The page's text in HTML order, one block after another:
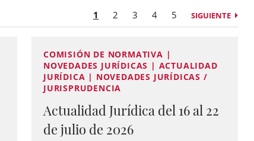
1 2 3 4 5 SIGUIENTE
COMISIÓN DE NORMATIVA |
NOVEDADES JURÍDICAS | ACTUALIDAD
JURÍDICA | NOVEDADES JURÍDICAS /
JURISPRUDENCIA
Actualidad Jurídica del 16 al 22
de julio de 2026